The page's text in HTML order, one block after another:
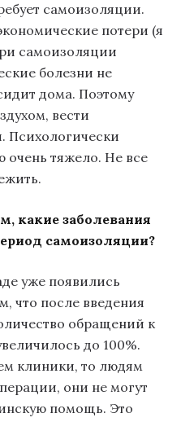
самоизоляции.
потери (я
самоизоляции
болезни не
дома. Поэтому
вести
Психологически
очень тяжело. Не все
какие заболевания
самоизоляции?
уже появились
что после введения
обращений к
до 100%.
клиники, то людям
они не могут
помощь. Это